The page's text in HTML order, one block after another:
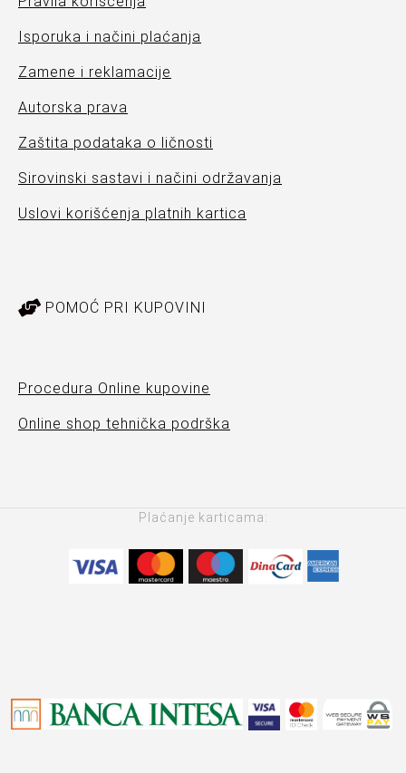
Isporuka i načini plaćanja
Zamene i reklamacije
Autorska prava
Zaštita podataka o ličnosti
Sirovinski sastavi i načini održavanja
Uslovi korišćenja platnih kartica
POMOĆ PRI KUPOVINI
Procedura Online kupovine
Online shop tehnička podrška
Plaćanje karticama: